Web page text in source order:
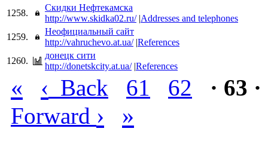
1258.
Скидки Нефтекамска
http://www.skidka02.ru/ |Addresses and telephones
1259.
Неофициальный сайт
http://vahruchevo.at.ua/ |References
1260.
донецк сити
http://donetskcity.at.ua/ |References
« ‹ Back 61 62
· 63 ·
Forward › »